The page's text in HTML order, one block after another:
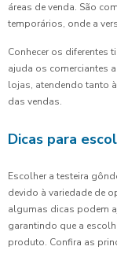
áreas de venda. São
temporários, onde a
Conhecer os diferentes
ajuda os comerciantes
lojas, atendendo tanto
das vendas.
Dicas para
Escolher a testeira
devido à variedade de
algumas dicas podem
garantindo que a
produto. Confira as